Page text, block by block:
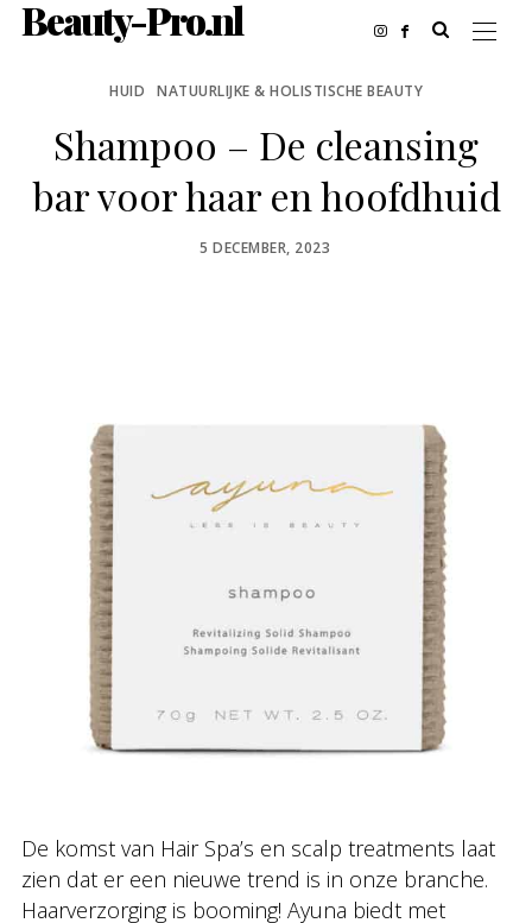
Beauty-Pro.nl
HUID NATUURLIJKE & HOLISTISCHE BEAUTY
Shampoo – De cleansing
bar voor haar en hoofdhuid
POSTED
5 DECEMBER, 2023
De komst van Hair Spa’s en scalp treatments laat
zien dat er een nieuwe trend is in onze branche.
Haarverzorging is booming! Ayuna biedt met